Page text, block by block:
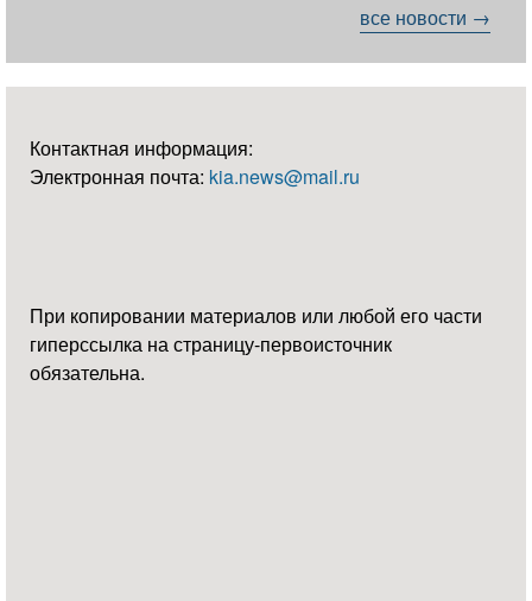
все новости →
Контактная информация:
Электронная почта: kia.news@mail.ru
При копировании материалов или любой его части
гиперссылка на страницу-первоисточник
обязательна.